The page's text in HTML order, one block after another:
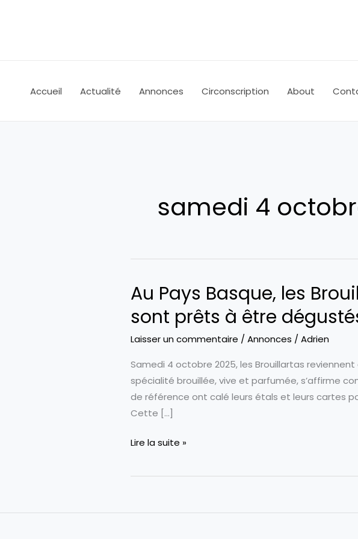
Accueil Actualité Annonces Circonscription About
samedi 4
Au Pays Basque, les
sont prêts à être
Laisser un commentaire /Annonces /Adrien
Samedi 4 octobre 2025, les Brouillartas
spécialité brouillée, vive et parfumée, s’affirme
de référence ont calé leurs étals et leurs cartes
Cette […]
Au
Basque,
Lire la suite »